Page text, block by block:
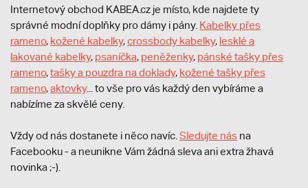
Internetový obchod KABEA.cz je místo, kde najdete ty
správné modní doplňky pro dámy i pány. Kabelky přes
rameno, kožené kabelky,crossbody kabelky, lesklé a
lakované kabelky, psaníčka, peněženky, pánské tašky přes
rameno,tašky a pouzdra na doklady, kožené tašky přes
rameno,aktovky... to vše pro vás každý den vybíráme a
nabízíme za skvělé ceny.
Vždy od nás dostanete i něco navíc. Sledujte nás na
Facebooku - a neunikne Vám žádná sleva ani extra žhavá
novinka ;-).